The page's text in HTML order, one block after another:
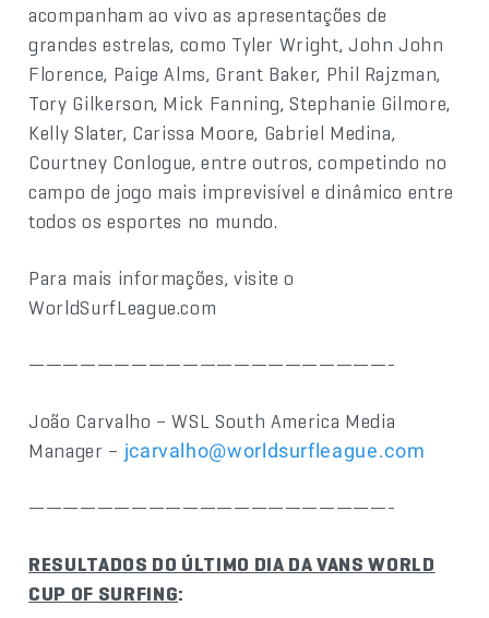
acompanham ao vivo as apresentações de
grandes estrelas, como Tyler Wright, John John
Florence, Paige Alms, Grant Baker, Phil Rajzman,
Tory Gilkerson, Mick Fanning, Stephanie Gilmore,
Kelly Slater, Carissa Moore, Gabriel Medina,
Courtney Conlogue, entre outros, competindo no
campo de jogo mais imprevisível e dinâmico entre
todos os esportes no mundo.
Para mais informações, visite o
WorldSurfLeague.com
—————————————————————-
João Carvalho – WSL South America Media
Manager – jcarvalho@worldsurfleague.com
—————————————————————-
RESULTADOS DO ÚLTIMO DIA DA VANS WORLD
CUP OF SURFING: